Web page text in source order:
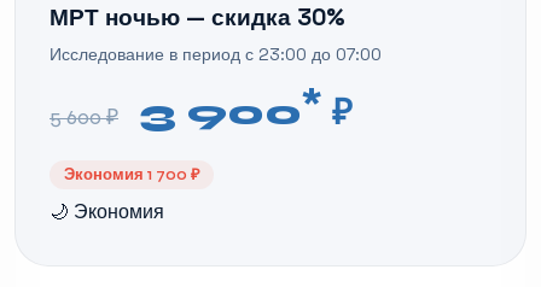
МРТ ночью — скидка 30%
Исследование в период с 23:00 до 07:00
5 600 ₽ 3 900* ₽
Экономия 1 700 ₽
🌙 Экономия